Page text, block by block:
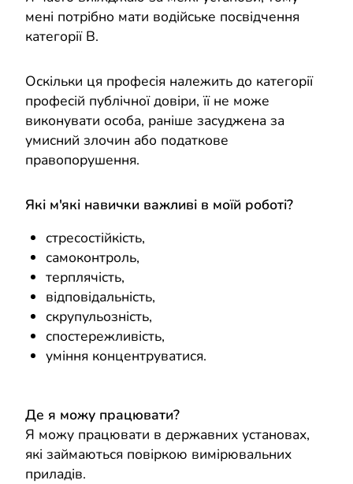
мені потрібно мати водійське посвідчення
категорії B.
Оскільки ця професія належить до категорії
професій публічної довіри, її не може
виконувати особа, раніше засуджена за
умисний злочин або податкове
правопорушення.
Які м'які навички важливі в моїй роботі?
стресостійкість,
самоконтроль,
терплячість,
відповідальність,
скрупульозність,
спостережливість,
уміння концентруватися.
Де я можу працювати?
Я можу працювати в державних установах,
які займаються повіркою вимірювальних
приладів.